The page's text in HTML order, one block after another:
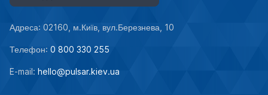
Адреса: 02160, м.Київ, вул.Березнева, 10
Телефон: 0 800 330 255
E-mail: hello@pulsar.kiev.ua